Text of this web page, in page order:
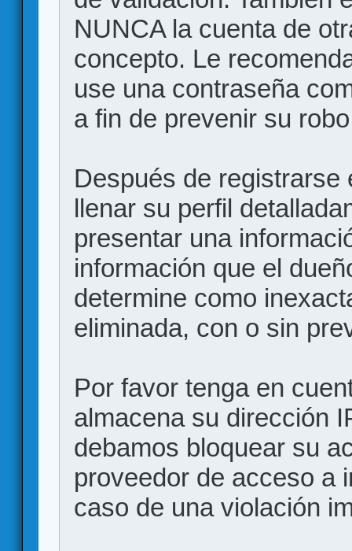
NUNCA la cuenta de
concepto. Le
use una contraseña
a fin de prevenir su
Después de registrarse
llenar su perfil
presentar una
información que el
determine como
eliminada, con o sin
Por favor tenga en
almacena su dirección
debamos bloquear su
proveedor de acceso a
caso de una violación